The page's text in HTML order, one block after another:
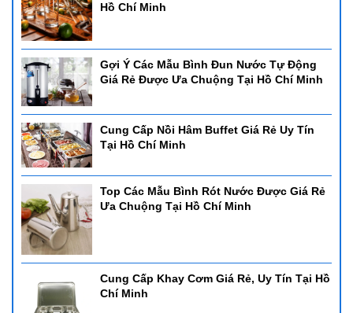
Hồ Chí Minh
Gợi Ý Các Mẫu Bình Đun Nước Tự Động
Giá Rẻ Được Ưa Chuộng Tại Hồ Chí Minh
Cung Cấp Nồi Hâm Buffet Giá Rẻ Uy Tín
Tại Hồ Chí Minh
Top Các Mẫu Bình Rót Nước Được Giá Rẻ
Ưa Chuộng Tại Hồ Chí Minh
Cung Cấp Khay Cơm Giá Rẻ, Uy Tín Tại Hồ
Chí Minh